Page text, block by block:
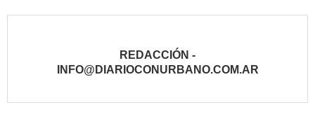
REDACCIÓN -
INFO@DIARIOCONURBANO.COM.AR